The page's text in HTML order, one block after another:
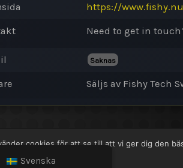
https://
Need to get in
Saknas
Säljs av Fishy Tech
Copyright © 2026 Fishy Tech Sweden AB |
Svenska
cookies för att se till att vi ger dig den